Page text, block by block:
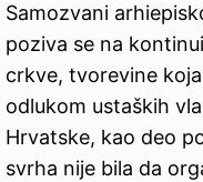
Samozvani
poziva se na
crkve, tvorevine
odlukom ustaških
Hrvatske, kao deo
svrha nije bila da